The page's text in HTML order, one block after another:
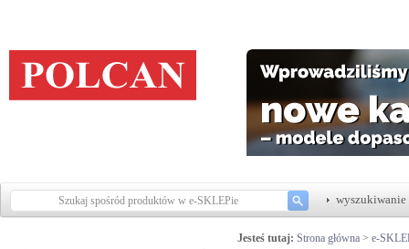
wyszukiwanie
Jesteś tutaj: Strona główna > e-